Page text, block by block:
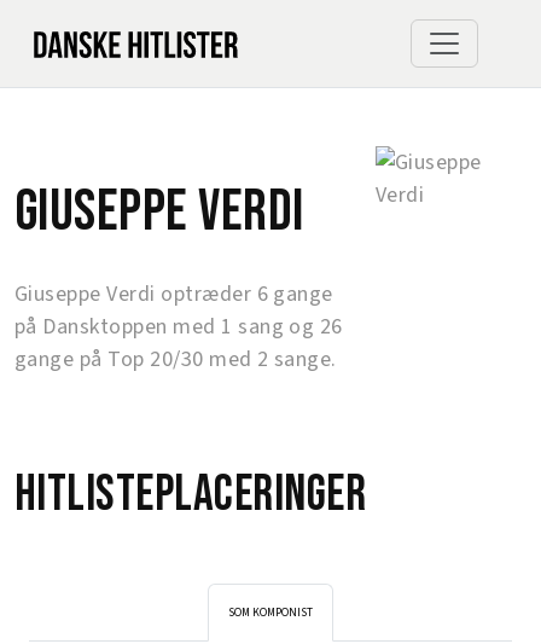
Giuseppe Verdi
Giuseppe Verdi optræder 6 gange
på Dansktoppen med 1 sang og 26
gange på Top 20/30 med 2 sange.
Hitlisteplaceringer
SOM KOMPONIST